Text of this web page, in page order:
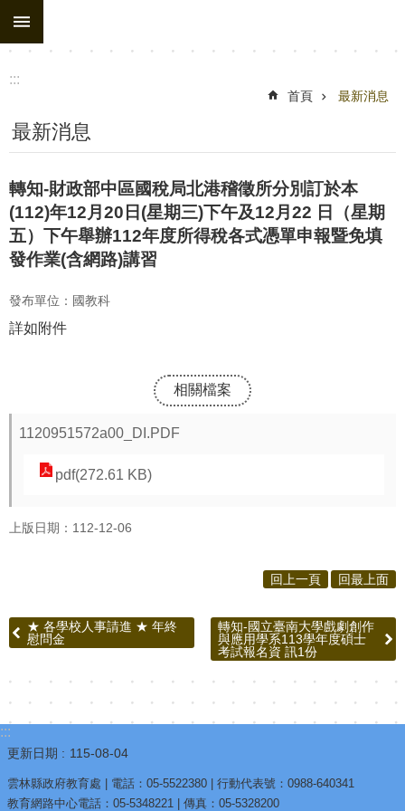
跳到主要內容區塊
:::
首頁 最新消息
最新消息
轉知-財政部中區國稅局北港稽徵所分別訂於本
(112)年12月20日(星期三)下午及12月22 日（星期
五）下午舉辦112年度所得稅各式憑單申報暨免填
發作業(含網路)講習
發布單位：國教科
詳如附件
相關檔案
1120951572a00_DI.PDF
pdf(272.61 KB)
上版日期：112-12-06
回上一頁 回最上面
★ 各學校人事請進 ★ 年終
慰問金
轉知-國立臺南大學戲劇創作
與應用學系113學年度碩士
考試報名資 訊1份
:::
更新日期 115-08-04
雲林縣政府教育處 | 電話：05-5522380 | 行動代表號：0988-640341
教育網路中心電話：05-5348221 | 傳真：05-5328200